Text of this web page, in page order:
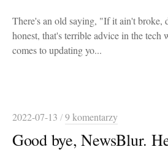
There's an old saying, "If it ain't
honest, that's terrible advice in the tech
comes to updating yo...
2022-07-13 /9 komentarzy
Good bye, NewsBlur.